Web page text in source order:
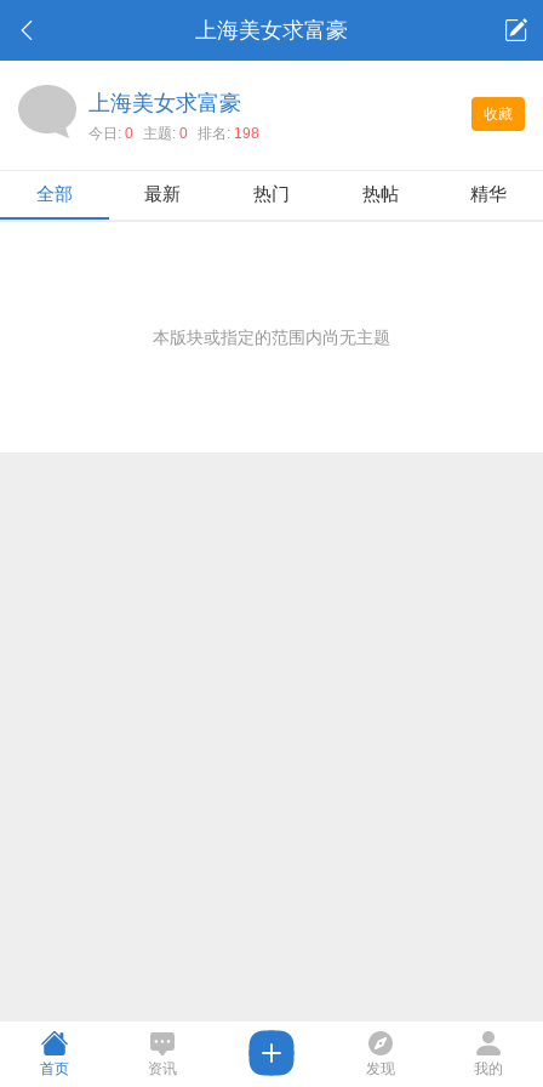
上海美女求富豪
收藏
上海美女求富豪
今日: 0 主题: 0 排名: 198
全部 最新 热门 热帖 精华
本版块或指定的范围内尚无主题
首页 资讯 发现 我的